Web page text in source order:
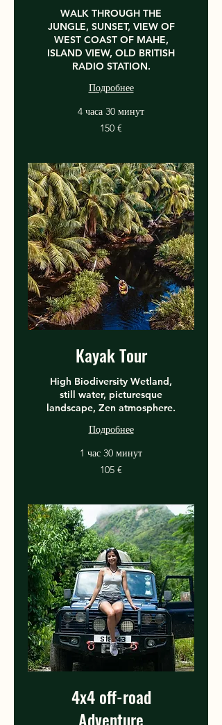
WALK THROUGH THE
JUNGLE, SUNSET, VIEW OF
WEST COAST OF MAHE,
ISLAND VIEW, OLD BRITISH
RADIO STATION.
Подробнее
4 часа 30 минут
150 €
Kayak Tour
High Biodiversity Wetland,
still water, picturesque
landscape, Zen atmosphere.
Подробнее
1 час 30 минут
105 €
4x4 off-road
Adventure